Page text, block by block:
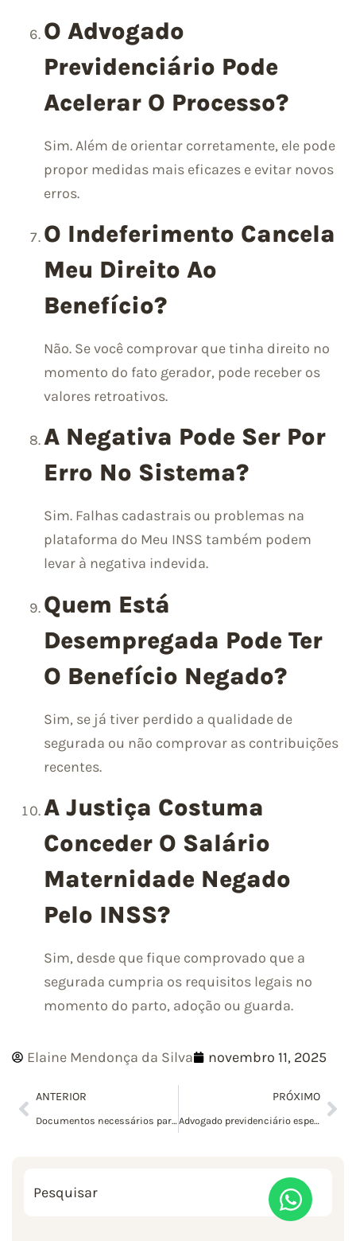
O Advogado
Previdenciário Pode
Acelerar O Processo?
Sim. Além de orientar corretamente, ele pode
propor medidas mais eficazes e evitar novos
erros.
O Indeferimento Cancela
Meu Direito Ao
Benefício?
Não. Se você comprovar que tinha direito no
momento do fato gerador, pode receber os
valores retroativos.
A Negativa Pode Ser Por
Erro No Sistema?
Sim. Falhas cadastrais ou problemas na
plataforma do Meu INSS também podem
levar à negativa indevida.
Quem Está
Desempregada Pode Ter
O Benefício Negado?
Sim, se já tiver perdido a qualidade de
segurada ou não comprovar as contribuições
recentes.
A Justiça Costuma
Conceder O Salário
Maternidade Negado
Pelo INSS?
Sim, desde que fique comprovado que a
segurada cumpria os requisitos legais no
momento do parto, adoção ou guarda.
Elaine Mendonça da Silva novembro 11, 2025
ANTERIOR
Documentos necessários para dar entrada no salário maternidade: veja o que preparar antes de solicitar o benefício do INSS
PRÓXIMO
Advogado previdenciário especialista em salário maternidade: quando e por que contar com esse apoio